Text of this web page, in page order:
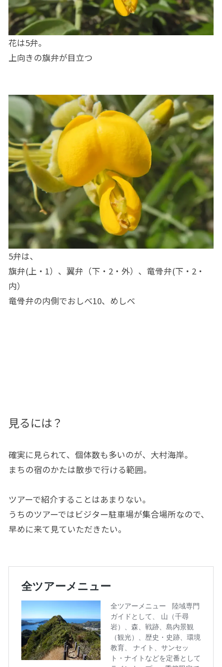
花は5弁。
上向きの旗弁が目立つ
5弁は、
旗弁(上・1）、翼弁（下・2・外）、竜骨弁(下・2・
内）
竜骨弁の内側でおしべ10、めしべ
見るには？
確実に見られて、個体数も多いのが、大村海岸。
まちの宿のかたは散歩で行ける範囲。
ツアーで紹介することはあまりない。
うちのツアーではビジター駐車場が集合場所なので、
早めに来て見ていただきたい。